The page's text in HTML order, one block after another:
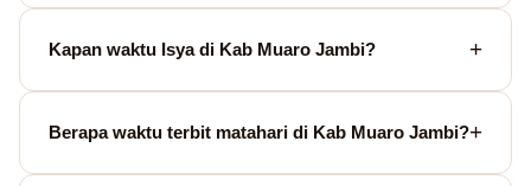
Kapan waktu Isya di Kab Muaro Jambi?
Berapa waktu terbit matahari di Kab Muaro Jambi?